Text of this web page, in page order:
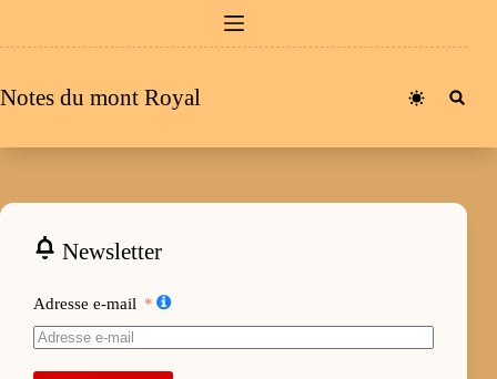
au
Notes du mont Royal
Newsletter
Adresse e-mail